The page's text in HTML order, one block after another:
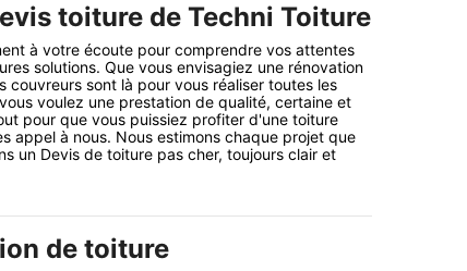
toiture de Techni Toiture
à votre écoute pour comprendre vos attentes
solutions. Que vous envisagiez une rénovation
couvreurs sont là pour vous réaliser toutes les
voulez une prestation de qualité, certaine et
pour que vous puissiez profiter d'une toiture
appel à nous. Nous estimons chaque projet que
un Devis de toiture pas cher, toujours clair et
de toiture